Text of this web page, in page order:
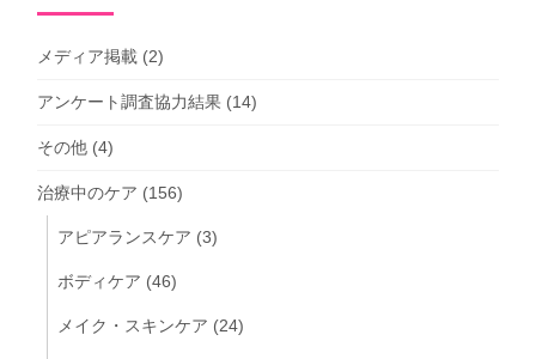
メディア掲載 (2)
アンケート調査協力結果 (14)
その他 (4)
治療中のケア (156)
アピアランスケア (3)
ボディケア (46)
メイク・スキンケア (24)